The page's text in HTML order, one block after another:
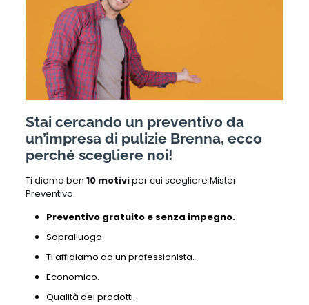
Stai cercando un preventivo da
un’impresa di pulizie Brenna, ecco
perché scegliere noi!
Ti diamo ben 10 motiviper cui scegliere Mister
Preventivo:
Preventivo gratuito e senza impegno.
Sopralluogo.
Ti affidiamo ad un professionista.
Economico.
Qualità dei prodotti.